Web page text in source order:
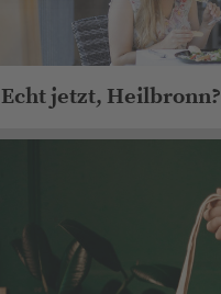
Echt jetzt, Heilbronn?